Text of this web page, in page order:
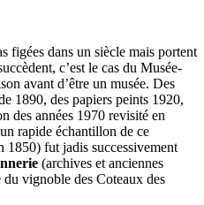
figées dans un siècle mais portent
c’est le cas du Musée-
avant d’être un musée. Des
1890, des papiers peints 1920,
des années 1970 revisité en
rapide échantillon de ce
1850) fut jadis successivement
(archives et anciennes
vignoble des Coteaux des